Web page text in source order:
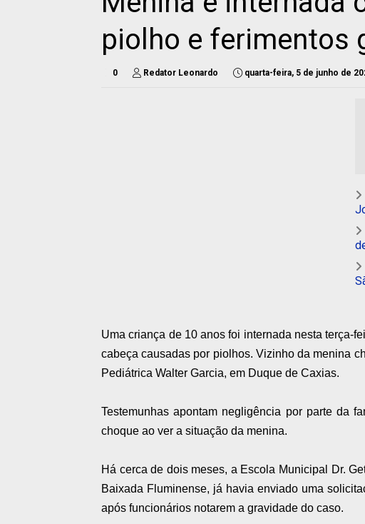
piolho e ferimentos
0 Redator Leonardo quarta-feira, 5 de junho de
Uma criança de 10 anos foi internada nesta terça-
cabeça causadas por piolhos. Vizinho da menina
Pediátrica Walter Garcia, em Duque de Caxias.
Testemunhas apontam negligência por parte da
choque ao ver a situação da menina.
Há cerca de dois meses, a Escola Municipal Dr.
Baixada Fluminense, já havia enviado uma
após funcionários notarem a gravidade do caso.